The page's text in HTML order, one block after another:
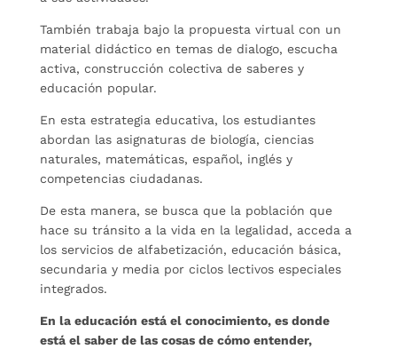
También trabaja bajo la propuesta virtual con un
material didáctico en temas de dialogo, escucha
activa, construcción colectiva de saberes y
educación popular.
En esta estrategia educativa, los estudiantes
abordan las asignaturas de biología, ciencias
naturales, matemáticas, español, inglés y
competencias ciudadanas.
De esta manera, se busca que la población que
hace su tránsito a la vida en la legalidad, acceda a
los servicios de alfabetización, educación básica,
secundaria y media por ciclos lectivos especiales
integrados.
En la educación está el conocimiento, es donde
está el saber de las cosas de cómo entender,